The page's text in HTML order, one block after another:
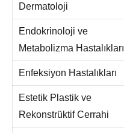
Dermatoloji
Endokrinoloji ve
Metabolizma Hastalıkları
Enfeksiyon Hastalıkları
Estetik Plastik ve
Rekonstrüktif Cerrahi